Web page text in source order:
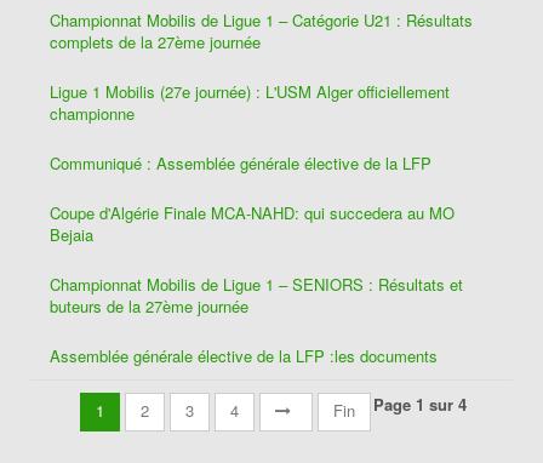
Championnat Mobilis de Ligue 1 – Catégorie U21 : Résultats
complets de la 27ème journée
Ligue 1 Mobilis (27e journée) : L'USM Alger officiellement
championne
Communiqué : Assemblée générale élective de la LFP
Coupe d'Algérie Finale MCA-NAHD: qui succedera au MO
Bejaia
Championnat Mobilis de Ligue 1 – SENIORS : Résultats et
buteurs de la 27ème journée
Assemblée générale élective de la LFP :les documents
Page 1 sur 4
1 2 3 4 Fin